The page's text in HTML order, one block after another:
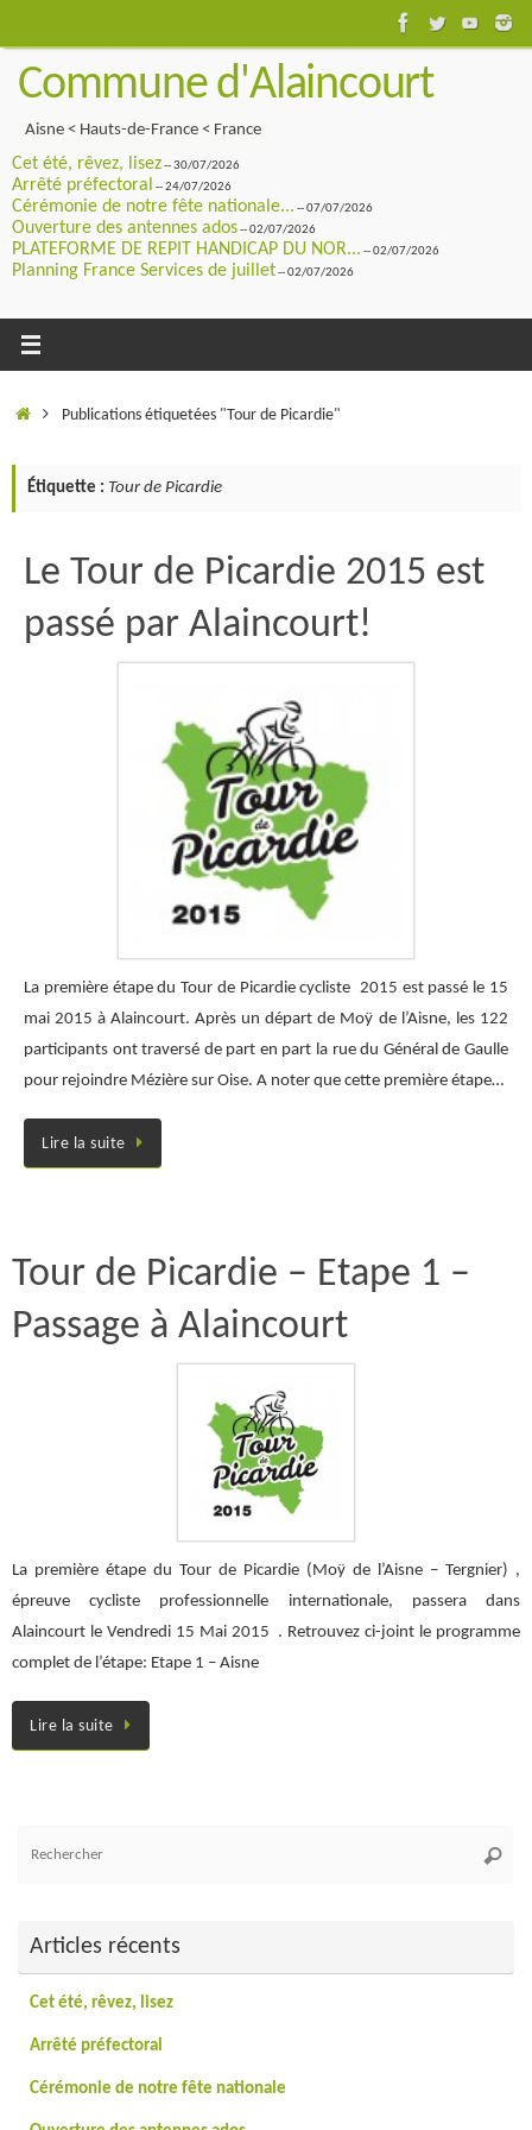
au
contenu
Commune d'Alaincourt
Aisne < Hauts-de-France < France
Cet été, rêvez, lisez-- 30/07/2026
Arrêté préfectoral -- 24/07/2026
Cérémonie de notre fête nationale... -- 07/07/2026
Ouverture des antennes ados-- 02/07/2026
PLATEFORME DE REPIT HANDICAP DU NOR... -- 02/07/2026
Planning France Services de juillet-- 02/07/2026
AccueilPublications étiquetées "Tour de Picardie"
Étiquette : Tour de Picardie
Le Tour de Picardie 2015 est
passé par Alaincourt!
La première étape du Tour de Picardie cycliste 2015 est passé le 15
mai 2015 à Alaincourt. Après un départ de Moÿ de l’Aisne, les 122
participants ont traversé de part en part la rue du Général de Gaulle
pour rejoindre Mézière sur Oise. A noter que cette première étape…
Lire la suite
Tour de Picardie – Etape 1 –
Passage à Alaincourt
La première étape du Tour de Picardie (Moÿ de l’Aisne – Tergnier) ,
épreuve cycliste professionnelle internationale, passera dans
Alaincourt le Vendredi 15 Mai 2015 . Retrouvez ci-joint le programme
complet de l’étape: Etape 1 – Aisne
Lire la suite
Articles récents
Cet été, rêvez, lisez
Arrêté préfectoral
Cérémonie de notre fête nationale